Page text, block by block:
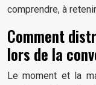
comprendre, à
Comment
lors de la
Le moment et la